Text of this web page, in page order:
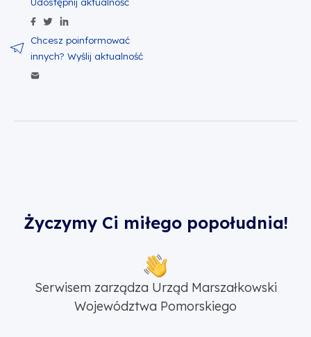
Udostępnij zawartość na Facebook
Udostępnij zawartość na Twitter
Życzymy Ci miłego popołudnia!
Serwisem zarządza Urząd Marszałkowski
Województwa Pomorskiego